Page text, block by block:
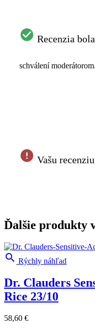
Recenzia
schválení moderátorom.
Vašu
Ďalšie produkty
 Rýchly náhľad
Dr. Clauders
Rice 23/10
58,60 €